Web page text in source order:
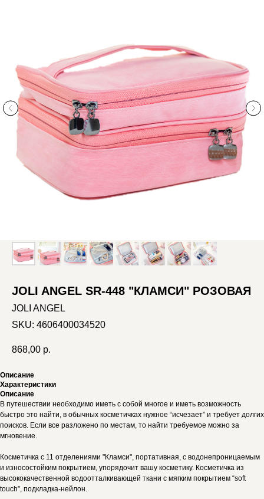
JOLI ANGEL SR-448 "КЛАМСИ" РОЗОВАЯ
JOLI ANGEL
SKU: 4606400034520
868,00 р.
Описание
Характеристики
Описание
В путешествии необходимо иметь с собой многое и иметь возможность
быстро это найти, в обычных косметичках нужное “исчезает” и требует долгих
поисков. Если все разложено по местам, то найти требуемое можно за
мгновение.
Косметичка с 11 отделениями "Кламси", портативная, с водонепроницаемым
и износостойким покрытием, упорядочит вашу косметику. Косметичка из
высококачественной водоотталкивающей ткани с мягким покрытием “soft
touch”, подкладка-нейлон.